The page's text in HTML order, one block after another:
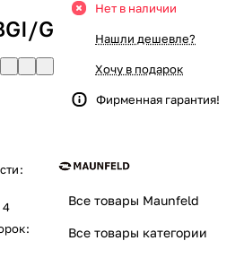
G
:
4
:
Нет в наличии
Нашли дешевле?
Хочу в подарок
Фирменная гарантия!
Все товары Maunfeld
Все товары категории